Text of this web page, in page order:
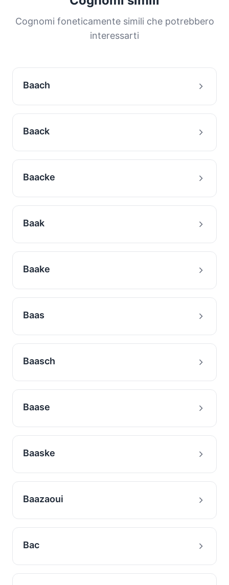
distribuzione ci aiuta a comprendere le origini
e la storia migratoria delle famiglie con questo
Cognomi foneticamente simili che potrebbero
interessarti
Baach
Baack
Baacke
Baak
Baake
Baas
Baasch
Baase
Baaske
Baazaoui
Bac